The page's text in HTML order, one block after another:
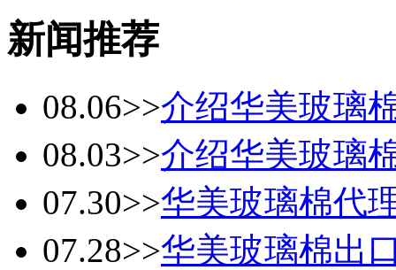
新闻推荐
08.06>>介绍华美玻璃
08.03>>介绍华美玻璃
07.30>>华美玻璃棉代
07.28>>华美玻璃棉出